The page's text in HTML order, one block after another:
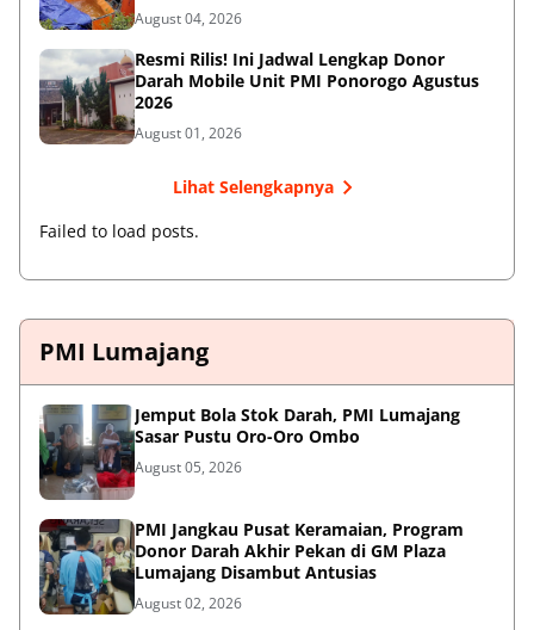
August 04, 2026
Resmi Rilis! Ini Jadwal Lengkap Donor
Darah Mobile Unit PMI Ponorogo Agustus
2026
August 01, 2026
Lihat Selengkapnya
Failed to load posts.
PMI Lumajang
Jemput Bola Stok Darah, PMI Lumajang
Sasar Pustu Oro-Oro Ombo
August 05, 2026
PMI Jangkau Pusat Keramaian, Program
Donor Darah Akhir Pekan di GM Plaza
Lumajang Disambut Antusias
August 02, 2026